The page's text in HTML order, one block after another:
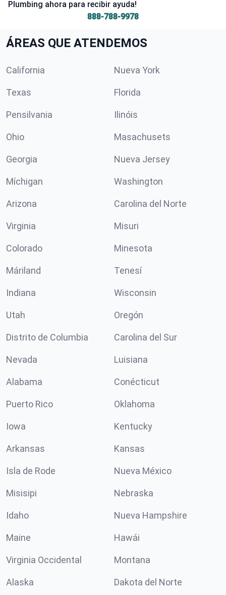
Plumbing ahora para recibir ayuda!
888-788-9978
ÁREAS QUE ATENDEMOS
California Nueva York
Texas Florida
Pensilvania Ilinóis
Ohio Masachusets
Georgia Nueva Jersey
Míchigan Washington
Arizona Carolina del Norte
Virginia Misuri
Colorado Minesota
Máriland Tenesí
Indiana Wisconsin
Utah Oregón
Distrito de Columbia Carolina del Sur
Nevada Luisiana
Alabama Conécticut
Puerto Rico Oklahoma
Iowa Kentucky
Arkansas Kansas
Isla de Rode Nueva México
Misisipi Nebraska
Idaho Nueva Hampshire
Maine Hawái
Virginia Occidental Montana
Alaska Dakota del Norte